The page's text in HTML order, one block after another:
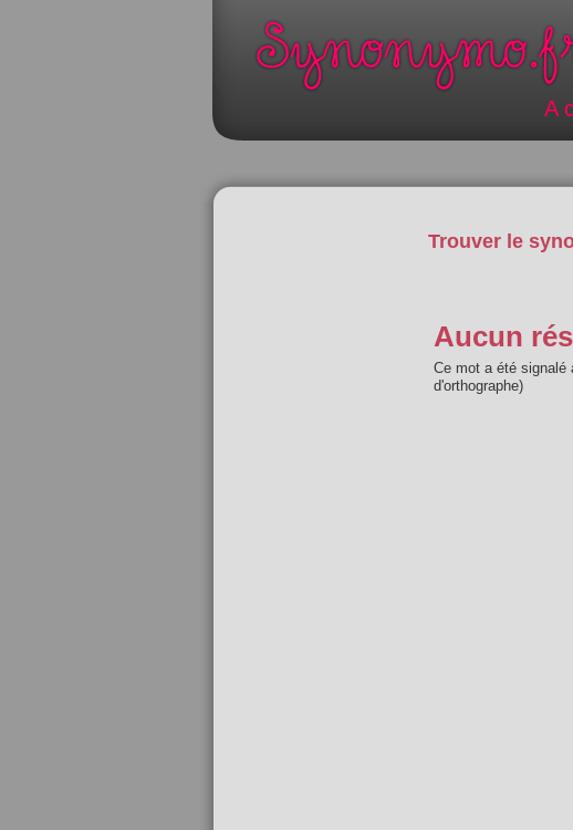
A
Trouver le
Aucun
Ce mot a été signalé
d'orthographe)